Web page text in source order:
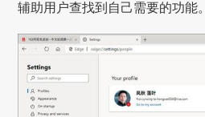
辅助用户查找到自己需要的功能。